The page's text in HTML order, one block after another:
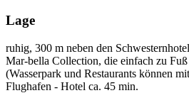
Lage
ruhig, 300 m neben den
Mar-bella Collection, die einfach zu
(Wasserpark und Restaurants können
Flughafen - Hotel ca. 45 min.